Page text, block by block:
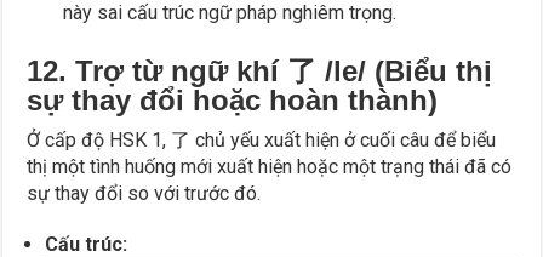
này sai cấu trúc ngữ pháp nghiêm trọng.
12. Trợ từ ngữ khí 了 /le/ (Biểu thị
sự thay đổi hoặc hoàn thành)
Ở cấp độ HSK 1, 了 chủ yếu xuất hiện ở cuối câu để biểu
thị một tình huống mới xuất hiện hoặc một trạng thái đã có
sự thay đổi so với trước đó.
Cấu trúc: